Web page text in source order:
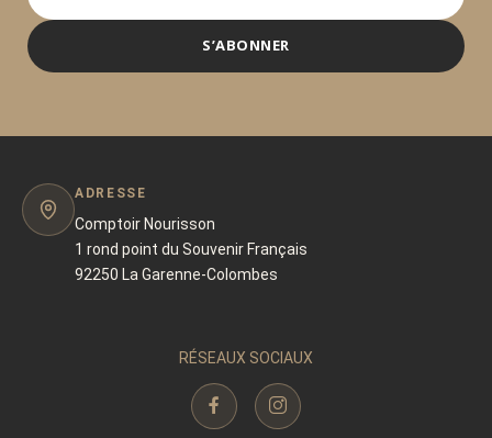
S’ABONNER
ADRESSE
Comptoir Nourisson
1 rond point du Souvenir Français
92250 La Garenne-Colombes
RÉSEAUX SOCIAUX